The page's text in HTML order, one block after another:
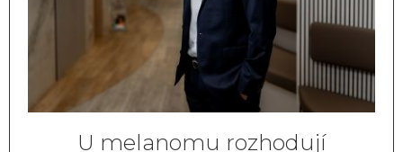
U melanomu rozhodují